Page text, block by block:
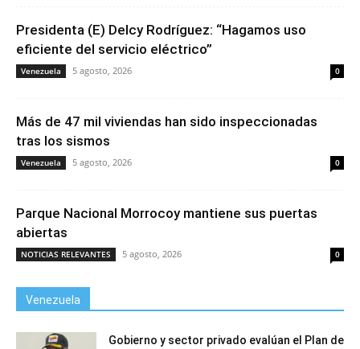
Presidenta (E) Delcy Rodríguez: “Hagamos uso
eficiente del servicio eléctrico”
Venezuela 5 agosto, 2026 0
Más de 47 mil viviendas han sido inspeccionadas
tras los sismos
Venezuela 5 agosto, 2026 0
Parque Nacional Morrocoy mantiene sus puertas
abiertas
NOTICIAS RELEVANTES 5 agosto, 2026 0
Venezuela
Gobierno y sector privado evalúan el Plan de